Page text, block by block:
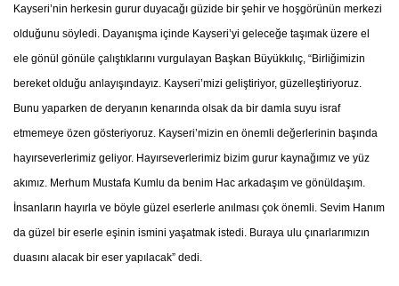
Kayseri’nin herkesin gurur duyacağı güzide bir şehir ve hoşgörünün merkezi
olduğunu söyledi. Dayanışma içinde Kayseri’yi geleceğe taşımak üzere el
ele gönül gönüle çalıştıklarını vurgulayan Başkan Büyükkılıç, “Birliğimizin
bereket olduğu anlayışındayız. Kayseri’mizi geliştiriyor, güzelleştiriyoruz.
Bunu yaparken de deryanın kenarında olsak da bir damla suyu israf
etmemeye özen gösteriyoruz. Kayseri’mizin en önemli değerlerinin başında
hayırseverlerimiz geliyor. Hayırseverlerimiz bizim gurur kaynağımız ve yüz
akımız. Merhum Mustafa Kumlu da benim Hac arkadaşım ve gönüldaşım.
İnsanların hayırla ve böyle güzel eserlerle anılması çok önemli. Sevim Hanım
da güzel bir eserle eşinin ismini yaşatmak istedi. Buraya ulu çınarlarımızın
duasını alacak bir eser yapılacak” dedi.